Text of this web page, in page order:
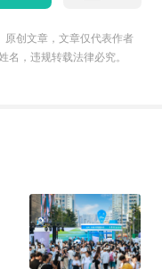
原创文章，文章仅代表作者
名，违规转载法律必究。